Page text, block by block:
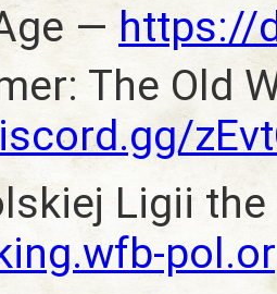
—https://
The Old
Ligii